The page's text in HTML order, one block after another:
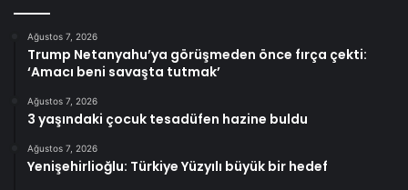
Ağustos 7, 2026
Trump Netanyahu’ya görüşmeden önce fırça çekti:
‘Amacı beni savaşta tutmak’
Ağustos 7, 2026
3 yaşındaki çocuk tesadüfen hazine buldu
Ağustos 7, 2026
Yenişehirlioğlu: Türkiye Yüzyılı büyük bir hedef